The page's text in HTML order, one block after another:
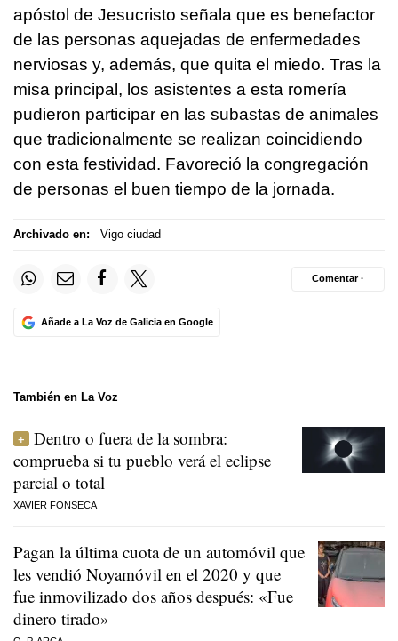
apóstol de Jesucristo señala que es benefactor
de las personas aquejadas de enfermedades
nerviosas y, además, que quita el miedo. Tras la
misa principal, los asistentes a esta romería
pudieron participar en las subastas de animales
que tradicionalmente se realizan coincidiendo
con esta festividad. Favoreció la congregación
de personas el buen tiempo de la jornada.
Archivado en: Vigo ciudad
Añade a La Voz de Galicia en Google
Comentar ·
También en La Voz
Dentro o fuera de la sombra:
comprueba si tu pueblo verá el eclipse
parcial o total
XAVIER FONSECA
Pagan la última cuota de un automóvil que
les vendió Noyamóvil en el 2020 y que
fue inmovilizado dos años después: «Fue
dinero tirado»